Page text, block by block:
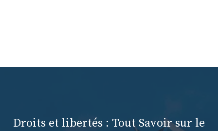
Droits et libertés : Tout Savoir sur le